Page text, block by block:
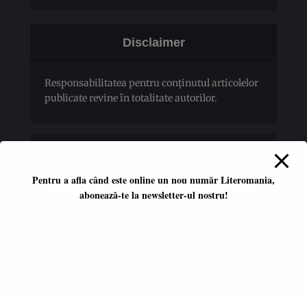
Disclaimer
Responsabilitatea pentru conţinutul articolelor
publicate revine în totalitate autorilor.
Pentru a afla când este online un nou număr Literomania,
abonează-te la newsletter-ul nostru!